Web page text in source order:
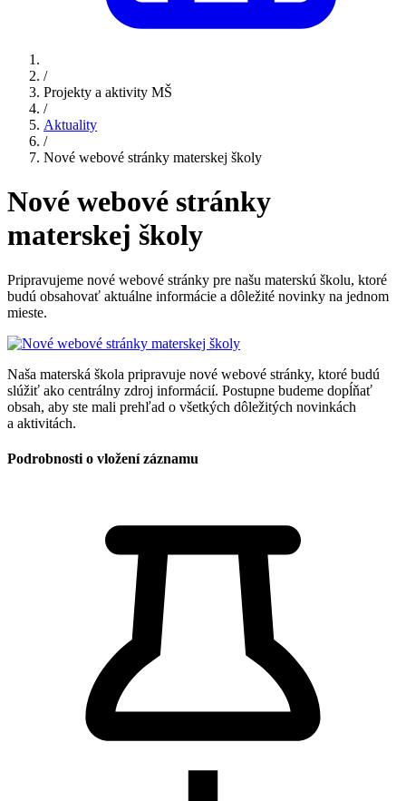
/
Projekty a aktivity MŠ
/
Aktuality
/
Nové webové stránky materskej školy
Nové webové stránky
materskej školy
Pripravujeme nové webové stránky pre našu materskú školu, ktoré
budú obsahovať aktuálne informácie a dôležité novinky na jednom
mieste.
Naša materská škola pripravuje nové webové stránky, ktoré budú
slúžiť ako centrálny zdroj informácií. Postupne budeme dopĺňať
obsah, aby ste mali prehľad o všetkých dôležitých novinkách
a aktivitách.
Podrobnosti o vložení záznamu